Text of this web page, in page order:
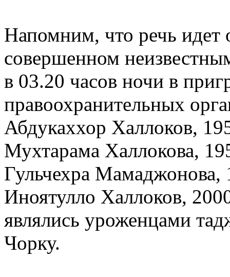
Напомним, что речь идет
совершенном
в 03.20 часов ночи в
правоохранительных
Абдукаххор Халлоков,
Мухтарама Халлокова,
Гульчехра Мамаджонова,
Иноятулло Халлоков,
являлись уроженцами
Чорку.